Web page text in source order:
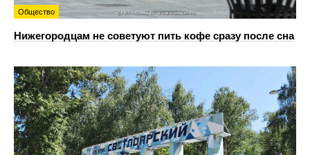
Общество
Нижегородцам не советуют пить кофе сразу после сна